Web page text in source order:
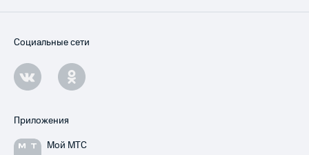
Социальные сети
Приложения
Мой МТС